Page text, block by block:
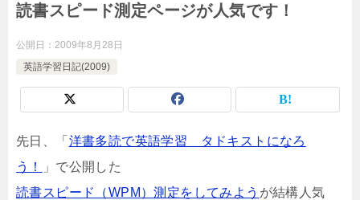
読書スピード測定ページが人気です！
公開日： 2009年8月28日
英語学習日記(2009)
先日、「 洋書多読で英語学習 タドキストになろ
う！
」で公開した
読書スピード（WPM）測定をしてみよう が結構人気